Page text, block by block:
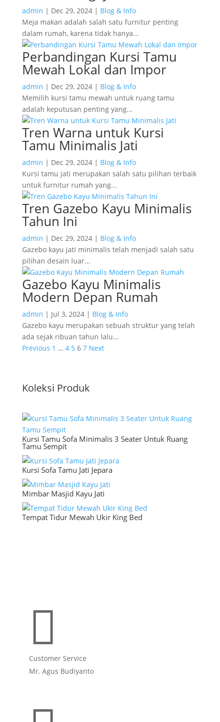
admin | Dec 29, 2024 | Blog & Info
Meja makan adalah salah satu furnitur penting
dalam rumah, karena tidak hanya...
Perbandingan Kursi Tamu
Mewah Lokal dan Impor
admin | Dec 29, 2024 | Blog & Info
Memilih kursi tamu mewah untuk ruang tamu
adalah keputusan penting yang...
Tren Warna untuk Kursi
Tamu Minimalis Jati
admin | Dec 29, 2024 | Blog & Info
Kursi tamu jati merupakan salah satu pilihan terbaik
untuk furnitur rumah yang...
Tren Gazebo Kayu Minimalis
Tahun Ini
admin | Dec 29, 2024 | Blog & Info
Gazebo kayu jati minimalis telah menjadi salah satu
pilihan desain luar...
Gazebo Kayu Minimalis
Modern Depan Rumah
admin | Jul 3, 2024 | Blog & Info
Gazebo kayu merupakan sebuah struktur yang telah
ada sejak ribuan tahun lalu...
Previous 1 … 4 5 6 7 Next
Koleksi Produk
Kursi Tamu Sofa Minimalis 3 Seater Untuk Ruang
Tamu Sempit
Kursi Sofa Tamu Jati Jepara
Mimbar Masjid Kayu Jati
Tempat Tidur Mewah Ukir King Bed

Customer Service
Mr. Agus Budiyanto